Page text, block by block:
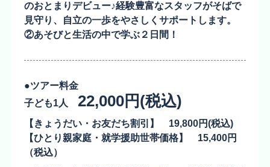
のおとまりデビュー♪経験豊富なスタッフがそばで
見守り、自立の一歩をやさしくサポートします。
②あそびと生活の中で学ぶ２日間！
●ツアー料金
子ども1人 22,000円(税込)
【きょうだい・お友だち割引】 19,800円(税込)
【ひとり親家庭・就学援助世帯価格】 15,400円
（税込）